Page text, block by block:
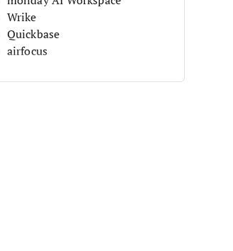
Wrike
Quickbase
airfocus
Aha!